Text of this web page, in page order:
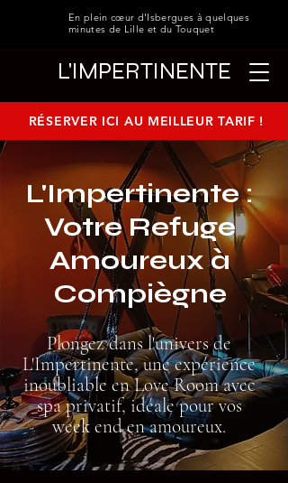
En plein cœur d'Isbergues à quelques
minutes de Lille et du Touquet
L'IMPERTINENTE
RÉSERVER ICI AU MEILLEUR TARIF !
L'Impertinente :
Votre Refuge
Amoureux à
Compiègne
Plongez dans l'univers de
L'Impertinente, une expérience
inoubliable en Love Room avec
spa privatif, idéale pour vos
week end en amoureux.